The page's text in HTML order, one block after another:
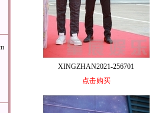
XINGZHAN2021-256701
点击购买